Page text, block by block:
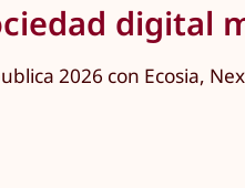
digital
2026 con Ecosia,